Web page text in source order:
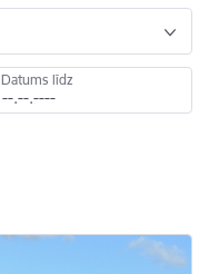
Datums līdz